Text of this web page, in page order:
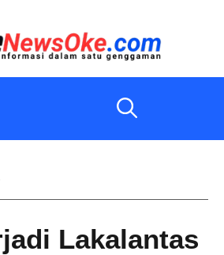
Lakalantas